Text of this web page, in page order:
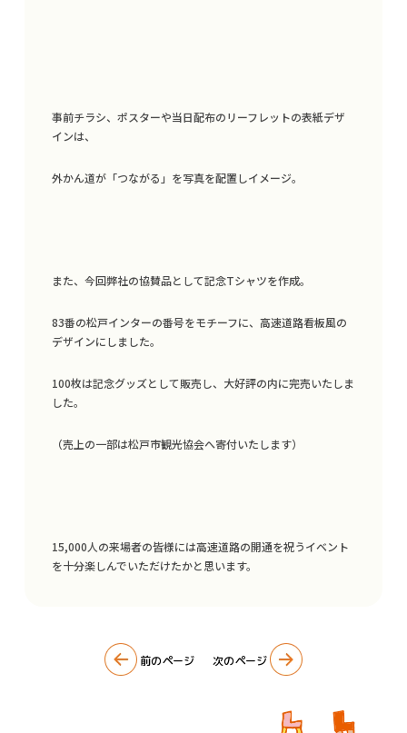
クリエイティブデザイン
事前チラシ、ポスターや当日配布のリーフレットの表紙デザ
インは、
外かん道が「つながる」を写真を配置しイメージ。
また、今回弊社の協賛品として記念Tシャツを作成。
83番の松戸インターの番号をモチーフに、高速道路看板風の
デザインにしました。
100枚は記念グッズとして販売し、大好評の内に完売いたしま
した。
（売上の一部は松戸市観光協会へ寄付いたします）
15,000人の来場者の皆様には高速道路の開通を祝うイベント
を十分楽しんでいただけたかと思います。
前のページ 次のページ